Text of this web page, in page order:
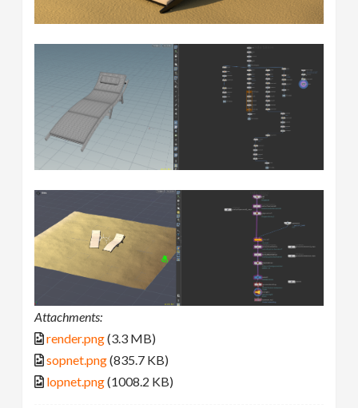
Attachments:
render.png(3.3 MB)
sopnet.png(835.7 KB)
lopnet.png(1008.2 KB)